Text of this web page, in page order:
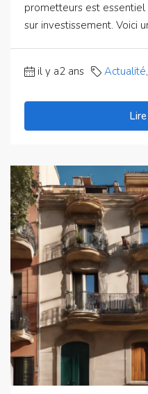
prometteurs est
sur investissement. Voici
il y a2 ans Actualité,